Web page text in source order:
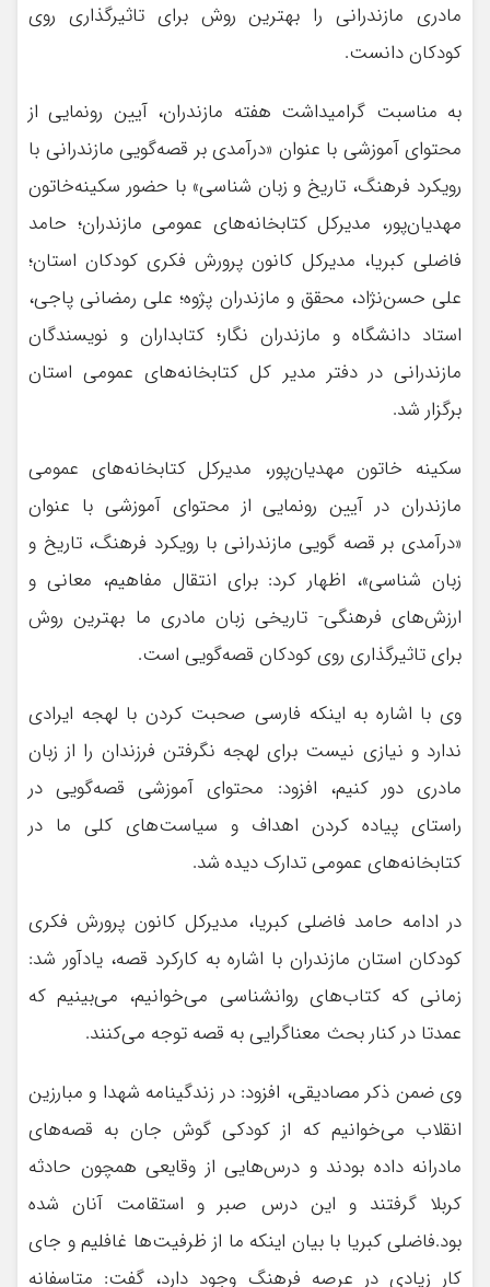
مادری مازندرانی را بهترین روش برای تاثیرگذاری روی
کودکان دانست.
به مناسبت گرامیداشت هفته مازندران، آیین رونمایی از
محتوای آموزشی با عنوان «درآمدی بر قصه‌گویی مازندرانی با
رویکرد فرهنگ، تاریخ و زبان شناسی» با حضور سکینه‌خاتون
مهدیان‌پور، مدیرکل کتابخانه‌های عمومی مازندران؛ حامد
فاضلی کبریا، مدیرکل کانون پرورش فکری کودکان استان؛
علی حسن‌نژاد، محقق و مازندران پژوه؛ علی رمضانی پاجی،
استاد دانشگاه و مازندران نگار؛ کتابداران و نویسندگان
مازندرانی در دفتر مدیر کل کتابخانه‌های عمومی استان
برگزار شد.
سکینه خاتون مهدیان‌پور، مدیرکل کتابخانه‌های عمومی
مازندران در آیین رونمایی از محتوای آموزشی با عنوان
«درآمدی بر قصه گویی مازندرانی با رویکرد فرهنگ، تاریخ و
زبان شناسی»، اظهار کرد: برای انتقال مفاهیم، معانی و
ارزش‌های فرهنگی- تاریخی زبان مادری ما بهترین روش
برای تاثیرگذاری روی کودکان قصه‌گویی است.
وی با اشاره به اینکه فارسی صحبت کردن با لهجه ایرادی
ندارد و نیازی نیست برای لهجه نگرفتن فرزندان را از زبان
مادری دور کنیم، افزود: محتوای آموزشی قصه‌گویی در
راستای پیاده کردن اهداف و سیاست‌های کلی ما در
کتابخانه‌های عمومی تدارک دیده شد.
در ادامه حامد فاضلی کبریا، مدیرکل کانون پرورش فکری
کودکان استان مازندران با اشاره به کارکرد قصه، یادآور شد:
زمانی که کتاب‌های روانشناسی می‌خوانیم، می‌بینیم که
عمدتا در کنار بحث معناگرایی به قصه توجه می‌کنند.
وی ضمن ذکر مصادیقی، افزود: در زندگینامه شهدا و مبارزین
انقلاب می‌خوانیم که از کودکی گوش جان به قصه‌های
مادرانه داده بودند و درس‌هایی از وقایعی همچون حادثه
کربلا گرفتند و این درس صبر و استقامت آنان شده
بود.فاضلی کبریا با بیان اینکه ما از ظرفیت‌ها غافلیم و جای
کار زیادی در عرصه فرهنگ وجود دارد، گفت: متاسفانه